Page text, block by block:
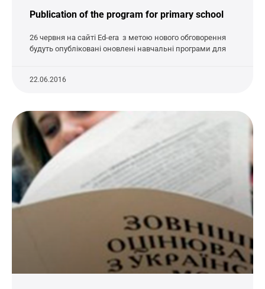
Publication of the program for primary school
26 червня на сайті Ed-era з метою нового обговорення
будуть опубліковані оновлені навчальні програми для
22.06.2016